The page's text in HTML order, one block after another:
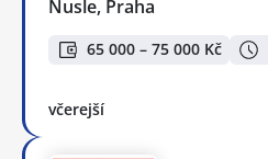
Nusle, Praha
65 000 – 75 000 Kč
včerejší